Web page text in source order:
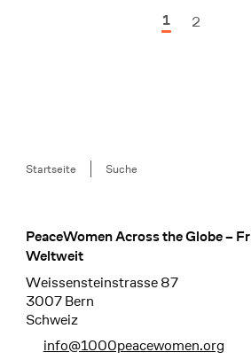
1 2
Breadcrumb
Startseite Suche
Footer
PeaceWomen Across the Globe –
Weltweit
Weissensteinstrasse 87
3007 Bern
Schweiz
info@1000peacewomen.org